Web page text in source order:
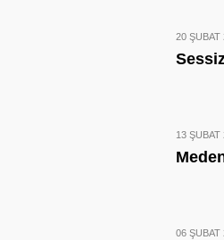
20 ŞUBAT
13 ŞUBAT
06 ŞUBAT